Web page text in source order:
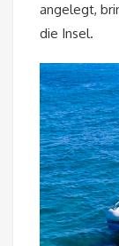
angelegt,
die Insel.